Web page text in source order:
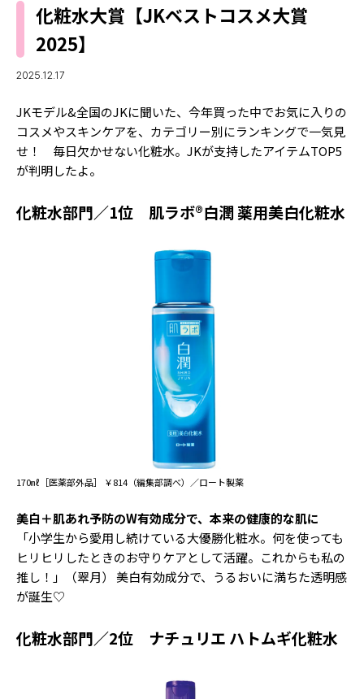
お悩み相談
TikTok
Instagram
FORTUNE
ゲッターズ飯田
MISS SEVENTEEN
バックナンバー
について
Follow us
ST member
新規会員登録・ログイン
化粧水大賞【JKベストコスメ大賞
2025】
2025.12.17
JKモデル&全国のJKに聞いた、今年買った中でお気に入りの
コスメやスキンケアを、カテゴリー別にランキングで一気見
せ！ 毎日欠かせない化粧水。JKが支持したアイテムTOP5
が判明したよ。
化粧水部門／1位 肌ラボ®白潤 薬用美白化粧水
170㎖［医薬部外品］ ￥814（編集部調べ）／ロート製薬
美白＋肌あれ予防のW有効成分で、本来の健康的な肌に
「小学生から愛用し続けている大優勝化粧水。何を使っても
ヒリヒリしたときのお守りケアとして活躍。これからも私の
推し！」（翠月） 美白有効成分で、うるおいに満ちた透明感
が誕生♡
化粧水部門／2位 ナチュリエ ハトムギ化粧水